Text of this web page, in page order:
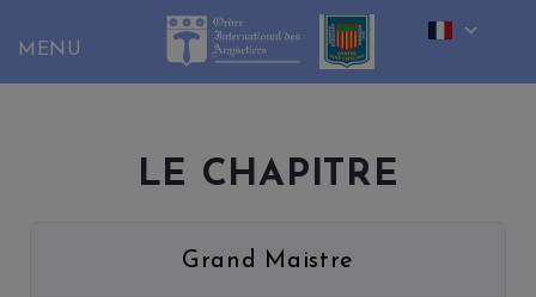
LE CHAPITRE
Grand Maistre